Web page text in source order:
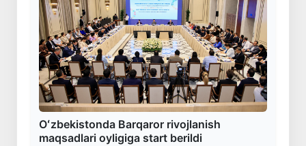
Oʻzbekistonda Barqaror rivojlanish
maqsadlari oyligiga start berildi